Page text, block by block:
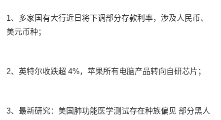
1、多家国有大行近日将下调部分存款利率，涉及人民币、
美元币种；
2、英特尔收跌超 4%，苹果所有电脑产品转向自研芯片；
3、最新研究：美国肺功能医学测试存在种族偏见 部分黑人